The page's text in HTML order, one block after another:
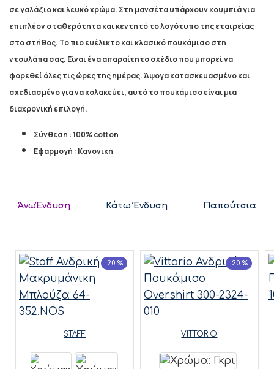
σε γαλάζιο και λευκό χρώμα. Στη μανσέτα υπάρχουν κουμπιά για
επιπλέον σταθερότητα και κεντητό το λογότυπο της εταιρείας
στο στήθος. Το πιο ευέλικτο και κλασικό πουκάμισο στη
ντουλάπα σας. Είναι ένα απαραίτητο σχέδιο που μπορεί να
φορεθεί όλες τις ώρες της ημέρας. Άψογα κατασκευασμένο και
σχεδιασμένο για να κολακεύει, αυτό το πουκάμισο είναι μια
διαχρονική επιλογή.
Σύνθεση : 100% cotton
Εφαρμογή : Κανονική
ΆνωΈνδυση Κάτω Ένδυση Παπούτσια
-20 %
STAFF
-20 %
VITTORIO